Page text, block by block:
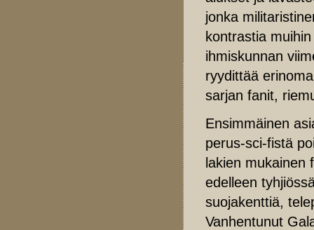
jonka
kontrastia
ihmiskunnan
ryydittää
sarjan fanit,
Ensimmäinen
perus-sci-fistä
lakien mukainen
edelleen
suojakenttiä,
Vanhentunut